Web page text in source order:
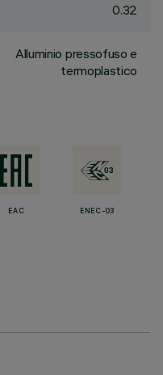
0.32
Alluminio pressofuso e
termoplastico
EAC ENEC-03